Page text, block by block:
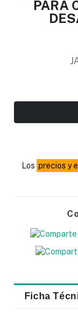
PARA
Los precios y
Ficha